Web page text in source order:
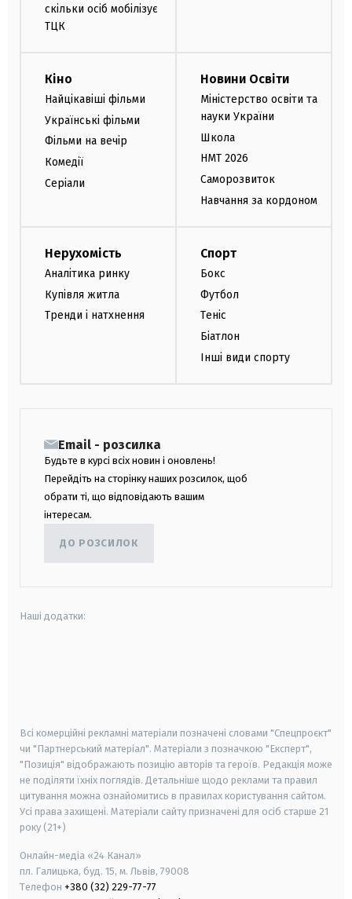
скільки осіб мобілізує
ТЦК
Кіно
Найцікавіші фільми
Українські фільми
Фільми на вечір
Комедії
Серіали
Новини Освіти
Міністерство освіти та
науки України
Школа
НМТ 2026
Саморозвиток
Навчання за кордоном
Нерухомість
Аналітика ринку
Купівля житла
Тренди і натхнення
Спорт
Бокс
Футбол
Теніс
Біатлон
Інші види спорту
Email - розсилка
Будьте в курсі всіх новин і оновлень!
Перейдіть на сторінку наших розсилок, щоб
обрати ті, що відповідають вашим
інтересам.
ДО РОЗСИЛОК
Наші додатки:
Всі комерційні рекламні матеріали позначені словами "Спецпроєкт"
чи "Партнерський матеріал". Матеріали з позначкою "Експерт",
"Позиція" відображають позицію авторів та героїв. Редакція може
не поділяти їхніх поглядів. Детальніше щодо реклами та правил
цитування можна ознайомитись в правилах користування сайтом.
Усі права захищені. Матеріали сайту призначені для осіб старше 21
року (21+)
Онлайн-медіа «24 Канал»
пл. Галицька, буд. 15, м. Львів, 79008
Телефон +380 (32) 229-77-77